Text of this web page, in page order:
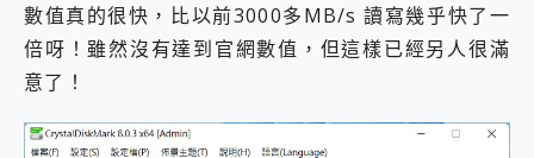
數值真的很快，比以前3000多MB/s 讀寫幾乎快了一
倍呀！雖然沒有達到官網數值，但這樣已經另人很滿
意了！